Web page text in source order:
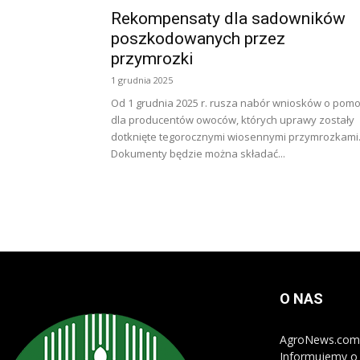
Rekompensaty dla sadowników
poszkodowanych przez
przymrozki
1 grudnia 2025
Od 1 grudnia 2025 r. rusza nabór wniosków o
dla producentów owoców, których uprawy zostały
dotknięte tegorocznymi wiosennymi przymrozkami.
Dokumenty będzie można składać...
O NAS
Informujemy o